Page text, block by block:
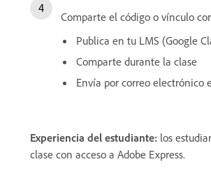
Comparte el código o vínculo
Publica en tu LMS (Google
Comparte durante la clase
Envía por correo electrónico
Experiencia del estudiante: los
clase con acceso a Adobe Express.